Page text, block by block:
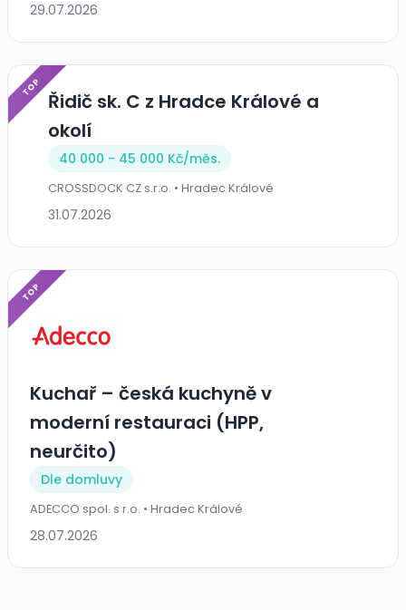
29.07.2026
TOP
Řidič sk. C z Hradce Králové a
okolí
40 000 - 45 000 Kč/měs.
CROSSDOCK CZ s.r.o. • Hradec Králové
31.07.2026
TOP
Kuchař – česká kuchyně v
moderní restauraci (HPP,
neurčito)
Dle domluvy
ADECCO spol. s r.o. • Hradec Králové
28.07.2026